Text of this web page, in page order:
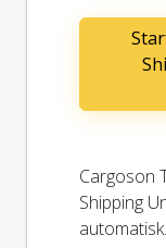
Cargoson
Shipping
automatisk.